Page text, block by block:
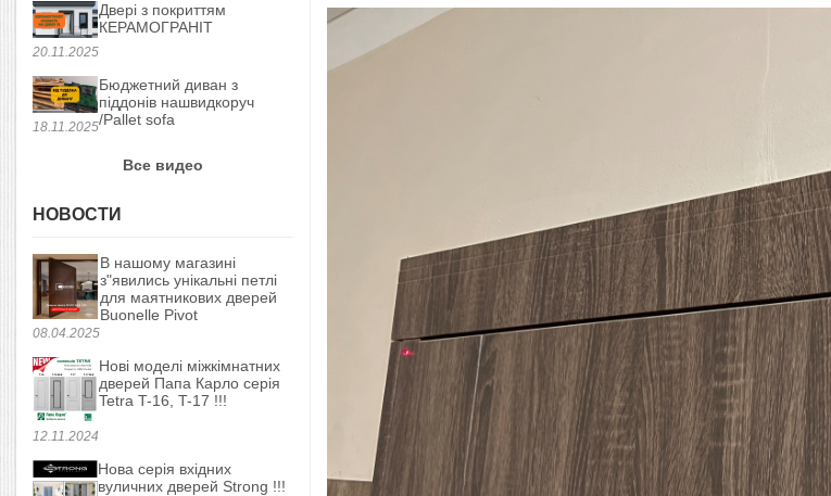
20.11.2025
Двері з покриттям
КЕРАМОГРАНІТ
18.11.2025
Бюджетний диван з
піддонів нашвидкоруч
/Pallet sofa
Все видео
НОВОСТИ
08.04.2025
В нашому магазині
з"явились унікальні петлі
для маятникових дверей
Buonelle Pivot
12.11.2024
Нові моделі міжкімнатних
дверей Папа Карло серія
Tetra T-16, T-17 !!!
Нова серія вхідних
вуличних дверей Strong !!!